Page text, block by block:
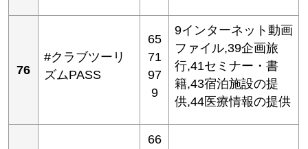
76
#クラブツーリ
ズムPASS
65
71
97
9
9インターネット動画
ファイル,39企画旅
行,41セミナー・書
籍,43宿泊施設の提
供,44医療情報の提供
66